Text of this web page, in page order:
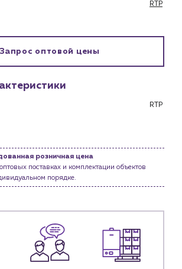
обслуживание инженерных систем
RTP
Запрос оптовой цены
RTP
розничная цена
поставках и комплектации объектов
порядке.